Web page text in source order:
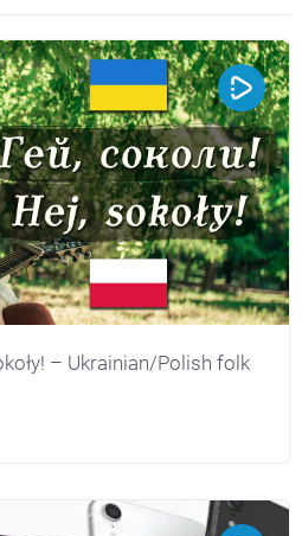
– Ukrainian/Polish folk